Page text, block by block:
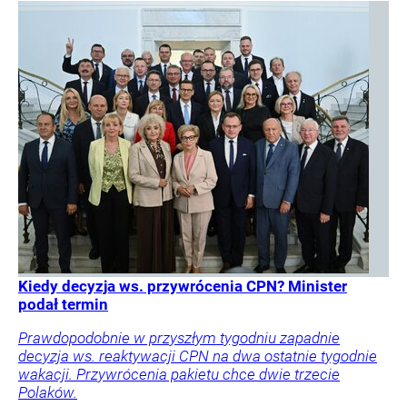
Kiedy decyzja ws. przywrócenia CPN? Minister
podał termin
Prawdopodobnie w przyszłym tygodniu zapadnie
decyzja ws. reaktywacji CPN na dwa ostatnie tygodnie
wakacji. Przywrócenia pakietu chce dwie trzecie
Polaków.